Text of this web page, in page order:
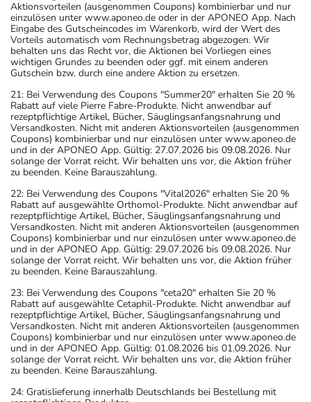
Aktionsvorteilen (ausgenommen Coupons) kombinierbar und nur
einzulösen unter www.aponeo.de oder in der APONEO App. Nach
Eingabe des Gutscheincodes im Warenkorb, wird der Wert des
Vorteils automatisch vom Rechnungsbetrag abgezogen. Wir
behalten uns das Recht vor, die Aktionen bei Vorliegen eines
wichtigen Grundes zu beenden oder ggf. mit einem anderen
Gutschein bzw. durch eine andere Aktion zu ersetzen.
21: Bei Verwendung des Coupons "Summer20" erhalten Sie 20 %
Rabatt auf viele Pierre Fabre-Produkte. Nicht anwendbar auf
rezeptpflichtige Artikel, Bücher, Säuglingsanfangsnahrung und
Versandkosten. Nicht mit anderen Aktionsvorteilen (ausgenommen
Coupons) kombinierbar und nur einzulösen unter www.aponeo.de
und in der APONEO App. Gültig: 27.07.2026 bis 09.08.2026. Nur
solange der Vorrat reicht. Wir behalten uns vor, die Aktion früher
zu beenden. Keine Barauszahlung.
22: Bei Verwendung des Coupons "Vital2026" erhalten Sie 20 %
Rabatt auf ausgewählte Orthomol-Produkte. Nicht anwendbar auf
rezeptpflichtige Artikel, Bücher, Säuglingsanfangsnahrung und
Versandkosten. Nicht mit anderen Aktionsvorteilen (ausgenommen
Coupons) kombinierbar und nur einzulösen unter www.aponeo.de
und in der APONEO App. Gültig: 29.07.2026 bis 09.08.2026. Nur
solange der Vorrat reicht. Wir behalten uns vor, die Aktion früher
zu beenden. Keine Barauszahlung.
23: Bei Verwendung des Coupons "ceta20" erhalten Sie 20 %
Rabatt auf ausgewählte Cetaphil-Produkte. Nicht anwendbar auf
rezeptpflichtige Artikel, Bücher, Säuglingsanfangsnahrung und
Versandkosten. Nicht mit anderen Aktionsvorteilen (ausgenommen
Coupons) kombinierbar und nur einzulösen unter www.aponeo.de
und in der APONEO App. Gültig: 01.08.2026 bis 01.09.2026. Nur
solange der Vorrat reicht. Wir behalten uns vor, die Aktion früher
zu beenden. Keine Barauszahlung.
24: Gratislieferung innerhalb Deutschlands bei Bestellung mit